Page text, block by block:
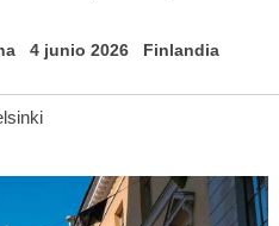
4 junio 2026 Finlandia